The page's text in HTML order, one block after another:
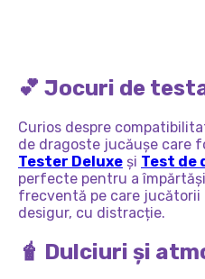
💕 Jocuri de
Curios despre
de dragoste jucăușe care
Tester Deluxe și Test de
perfecte pentru a
frecventă pe care jucătorii
desigur, cu distracție.
🧋 Dulciuri și